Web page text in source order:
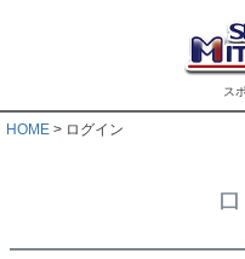
ス
HOME ログイン